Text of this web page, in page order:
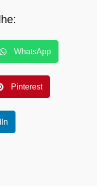
WhatsApp
Pinterest